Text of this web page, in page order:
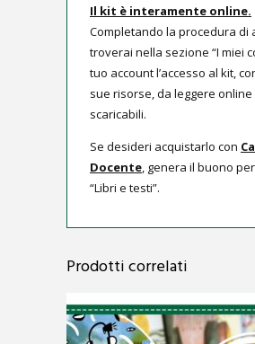
Il kit è interamente online.
Completando la procedura di
troverai nella sezione “I miei
tuo account l’accesso al kit,
sue risorse, da leggere online
scaricabili.
Se desideri acquistarlo con
Docente, genera il buono per
“Libri e testi”.
Prodotti correlati